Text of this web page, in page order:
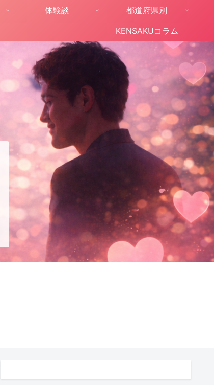
体験談
都道府県別
KENSAKUコラム